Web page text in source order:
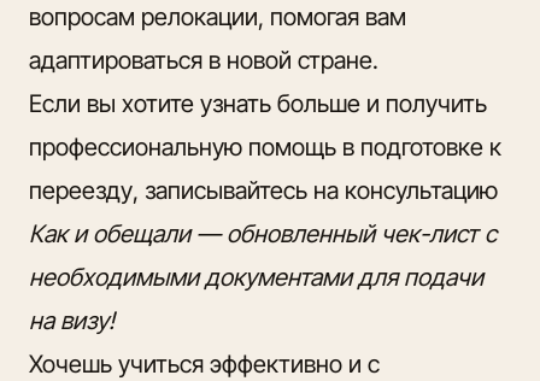
вопросам релокации, помогая вам
адаптироваться в новой стране.
Если вы хотите узнать больше и получить
профессиональную помощь в подготовке к
переезду, записывайтесь на консультацию
Как и обещали — обновленный чек-лист с
необходимыми документами для подачи
на визу!
Хочешь учиться эффективно и с